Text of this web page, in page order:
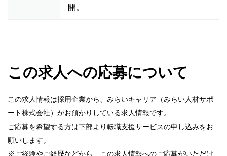
開。
この求人への応募について
この求人情報は採用企業から、みらいキャリア（みらい人材サポ
ート株式会社）がお預かりしている求人情報です。
ご応募を希望する方は下部より転職支援サービスの申し込みをお
願いします。
※ご経験やご経歴などから、この求人情報へのご応募がいただけ